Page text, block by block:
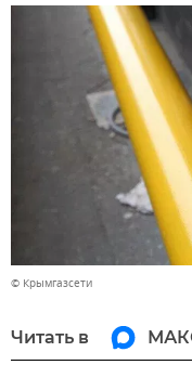
© Крымгазсети
Читать в